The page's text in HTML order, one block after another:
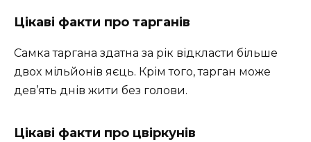
Цікаві факти про тарганів
Самка таргана здатна за рік відкласти більше
двох мільйонів яєць. Крім того, тарган може
дев’ять днів жити без голови.
Цікаві факти про цвіркунів